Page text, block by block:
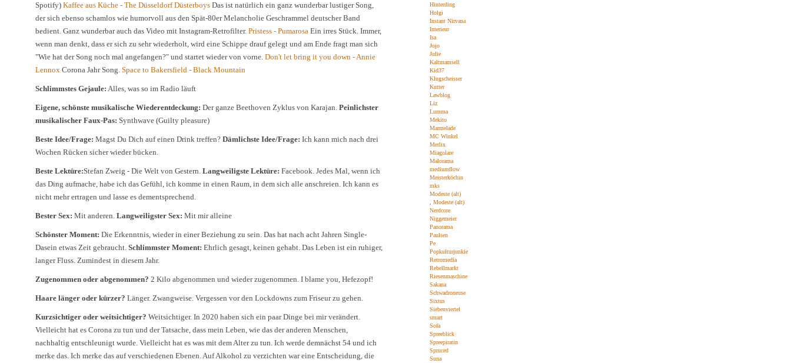
Spotify) Kaffee aus Küche - The Düsseldorf Düsterboys Das ist natürlich ein ganz wunderbar lustiger Song,
der sich ebenso schamlos wie humorvoll aus den Spät-80er Melancholie Geschrammel deutscher Band
bedient. Ganz wunderbar auch das Video mit Instagram-Retrofilter. Pristess - Pumarosa Ein irres Stück. Immer,
wenn man denkt, dass er sich zu sehr wiederholt, wird eine Schippe drauf gelegt und am Ende fragt man sich
"Wie hat der Song noch mal angefangen?" und startet wieder von vorne. Don't let bring it you down - Annie
Lennox Corona Jahr Song. Space to Bakersfield - Black Mountain
Schlimmstes Gejaule: Alles, was so im Radio läuft
Eigene, schönste musikalische Wiederentdeckung: Der ganze Beethoven Zyklus von Karajan. Peinlichster
musikalischer Faux-Pas: Synthwave (Guilty pleasure)
Beste Idee/Frage: Magst Du Dich auf einen Drink treffen? Dämlichste Idee/Frage: Ich kann mich nach drei
Wochen Rücken sicher wieder bücken.
Beste Lektüre:Stefan Zweig - Die Welt von Gestern. Langweiligste Lektüre: Facebook. Jedes Mal, wenn ich
das Ding aufmache, habe ich das Gefühl, ich komme in einen Raum, in dem sich alle anschreien. Ich kann es
nicht mehr ertragen und lasse es dementsprechend.
Bester Sex: Mit anderen. Langweiligster Sex: Mit mir alleine
Schönster Moment: Die Erkenntnis, wieder in einer Beziehung zu sein. Das hat nach acht Jahren Single-
Dasein etwas Zeit gebraucht. Schlimmster Moment: Ehrlich gesagt, keinen gehabt. Das Leben ist ein ruhiger,
langer Fluss. Zumindest in diesem Jahr.
Zugenommen oder abgenommen? 2 Kilo abgenommen und wieder zugenommen. I blame you, Hefezopf!
Haare länger oder kürzer? Länger. Zwangweise. Vergessen vor den Lockdowns zum Friseur zu gehen.
Kurzsichtiger oder weitsichtiger? Weitsichtiger. In 2020 haben sich ein paar Dinge bei mir verändert.
Vielleicht hat es Corona zu tun und der Tatsache, dass mein Leben, wie das der anderen Menschen,
nachhaltig entschleunigt wurde. Vielleicht hat es was mit dem Alter zu tun. Ich werde demnächst 54 und ich
merke das. Ich merke das auf verschiedenen Ebenen. Auf Alkohol zu verzichten war eine Entscheidung, die
Hinterding
Holgi
Instant Nirvana
Interieur
Isa
Jojo
Julie
Kaltmamsell
Kid37
Klugscheisser
Kutter
Lawblog
Liz
Lumma
Mekito
Marmelade
MC Winkel
Merlix
Miagolare
Malorama
mediumflow
Meisterköchin
mks
Modeste (alt)
Modeste (alt)
Nerdcore
Niggemeier
Panorama
Paulsen
Pe
Popkulturjunkie
Retromedia
Rebellmarkt
Riesenmaschine
Sakana
Schwadroneuse
Sixtus
Siebenviertel
smart
Sofa
Spreeblick
Spreepiratin
Spruced
Suna